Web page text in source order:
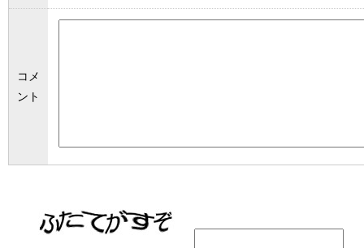
コメ
ント